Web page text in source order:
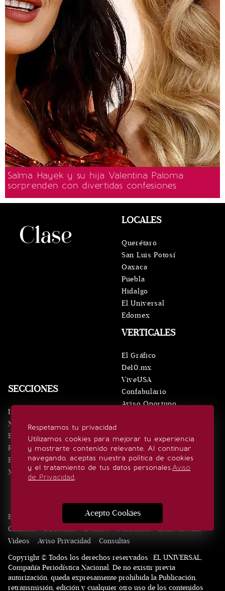
Salma Hayek y su hija Valentina Paloma
sorprenden con divertidas confesiones
Respetamos tu privacidad
Utilizamos cookies para mejorar tu experiencia
y mostrarte contenido relevante. Al continuar
navegando, aceptas nuestra política de cookies
y el tratamiento de tus datos personales.Aviso
de Privacidad.
Acepto Cookies
SECCIONES
Inicio
Noticias
Eventos
Realeza
Estilo de vida
Minuto x Minuto
VERTICALES
El Gráfico
De10.mx
ViveUSA
Confabulario
Aviso Oportuno
LOCALES
Querétaro
San Luis Potosí
Oaxaca
Puebla
Hidalgo
El Universal
Edomex
SÍGUENOS
Edición Impresa Noticias Quiénes somos
Contacto
Directorio Eventos Publicidad
Estilo de vida
Videos
Aviso Privacidad
Consultas
Copyright © Todos los derechos reservados | EL UNIVERSAL,
Compañía Periodística Nacional. De no existir previa
autorización, queda expresamente prohibida la Publicación,
retransmisión, edición y cualquier otro uso de los contenidos